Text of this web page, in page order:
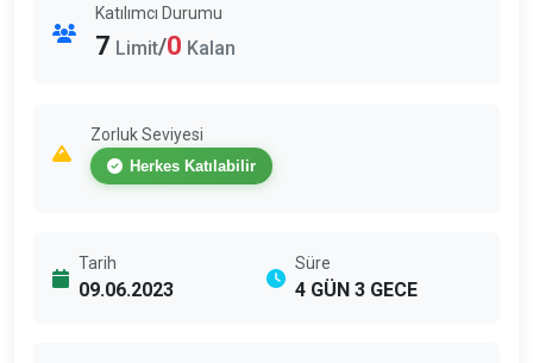
Katılımcı Durumu
7 Limit/0 Kalan
Zorluk Seviyesi
Herkes Katılabilir
Tarih
09.06.2023
Süre
4 GÜN 3 GECE